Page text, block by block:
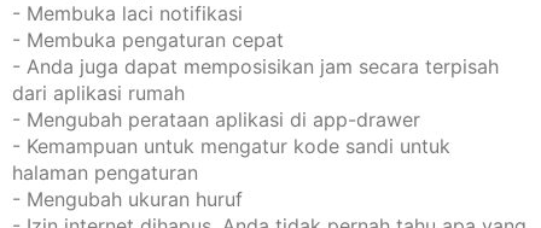
- Membuka laci notifikasi
- Membuka pengaturan cepat
- Anda juga dapat memposisikan jam secara terpisah
dari aplikasi rumah
- Mengubah perataan aplikasi di app-drawer
- Kemampuan untuk mengatur kode sandi untuk
halaman pengaturan
- Mengubah ukuran huruf